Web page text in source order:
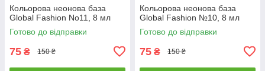
Кольорова неонова база
Global Fashion No11, 8 мл
Готово до відправки
75 ₴ 150 ₴
Кольорова неонова база
Global Fashion №10, 8 мл
Готово до відправки
75 ₴ 150 ₴